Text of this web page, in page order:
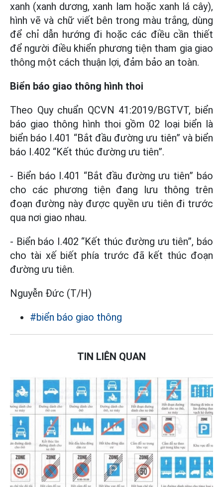
xanh (xanh dương, xanh lam hoặc xanh lá cây),
hình vẽ và chữ viết bên trong màu trắng, dùng
để chỉ dẫn hướng đi hoặc các điều cần thiết
để người điều khiển phương tiện tham gia giao
thông một cách thuận lợi, đảm bảo an toàn.
Biển báo giao thông hình thoi
Theo Quy chuẩn QCVN 41:2019/BGTVT, biển
báo giao thông hình thoi gồm 02 loại biển là
biển báo I.401 “Bắt đầu đường ưu tiên” và biển
báo I.402 “Kết thúc đường ưu tiên”.
- Biển báo I.401 “Bắt đầu đường ưu tiên” báo
cho các phương tiện đang lưu thông trên
đoạn đường này được quyền ưu tiên đi trước
qua nơi giao nhau.
- Biển báo I.402 “Kết thúc đường ưu tiên”, báo
cho tài xế biết phía trước đã kết thúc đoạn
đường ưu tiên.
Nguyễn Đức (T/H)
#biển báo giao thông
TIN LIÊN QUAN